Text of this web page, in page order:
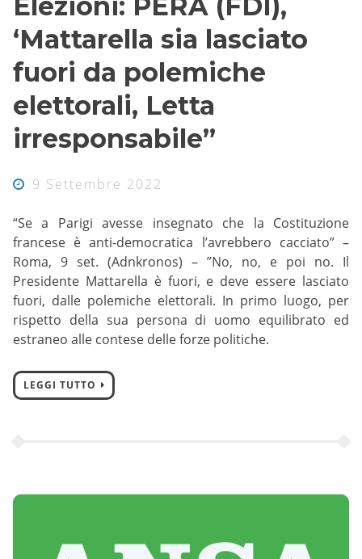
‘Mattarella sia lasciato
fuori da polemiche
elettorali, Letta
irresponsabile”
9 Settembre 2022
“Se a Parigi avesse insegnato che la Costituzione
francese è anti-democratica l’avrebbero cacciato” –
Roma, 9 set. (Adnkronos) – ”No, no, e poi no. Il
Presidente Mattarella è fuori, e deve essere lasciato
fuori, dalle polemiche elettorali. In primo luogo, per
rispetto della sua persona di uomo equilibrato ed
estraneo alle contese delle forze politiche.
LEGGI TUTTO